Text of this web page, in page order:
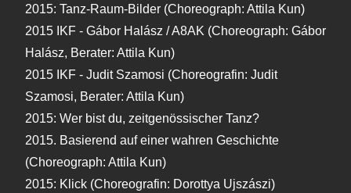
2015: Tanz-Raum-Bilder (Choreograph: Attila Kun)
2015 IKF - Gábor Halász / A8AK (Choreograph: Gábor
Halász, Berater: Attila Kun)
2015 IKF - Judit Szamosi (Choreografin: Judit
Szamosi, Berater: Attila Kun)
2015: Wer bist du, zeitgenössischer Tanz?
2015. Basierend auf einer wahren Geschichte
(Choreograph: Attila Kun)
2015: Klick (Choreografin: Dorottya Ujszászi)